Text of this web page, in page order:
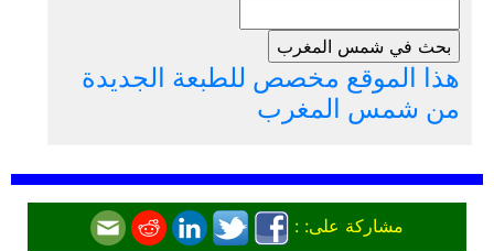
هذا الموقع مخصص للطبعة الجديدة
من شمس المغرب
مشاركة على: :